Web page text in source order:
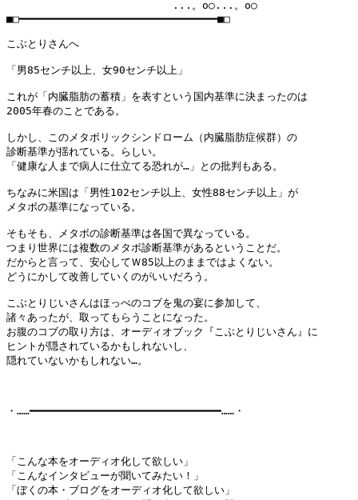
...。o○...。o○
■□━━━━━━━━━━━━━━━━━━━━━━━━━━━━━━━■□
こぶとりさんへ
「男85センチ以上、女90センチ以上」
これが「内臓脂肪の蓄積」を表すという国内基準に決まったのは
2005年春のことである。
しかし、このメタボリックシンドローム（内臓脂肪症候群）の
診断基準が揺れている。らしい。
「健康な人まで病人に仕立てる恐れが…」との批判もある。
ちなみに米国は「男性102センチ以上、女性88センチ以上」が
メタボの基準になっている。
そもそも、メタボの診断基準は各国で異なっている。
つまり世界には複数のメタボ診断基準があるということだ。
だからと言って、安心してＷ85以上のままではよくない。
どうにかして改善していくのがいいだろう。
こぶとりじいさんはほっぺのコブを鬼の宴に参加して、
諸々あったが、取ってもらうことになった。
お腹のコブの取り方は、オーディオブック『こぶとりじいさん』に
ヒントが隠されているかもしれないし、
隠れていないかもしれない…。
・……━━━━━━━━━━━━━━━━━━━━━━━━━━━━━━……・
「こんな本をオーディオ化して欲しい」
「こんなインタビューが聞いてみたい！」
「ぼくの本・ブログをオーディオ化して欲しい」